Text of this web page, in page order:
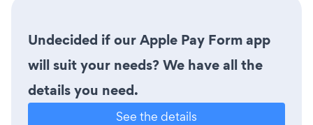
Undecided if our Apple Pay Form app
will suit your needs? We have all the
details you need.
See the details